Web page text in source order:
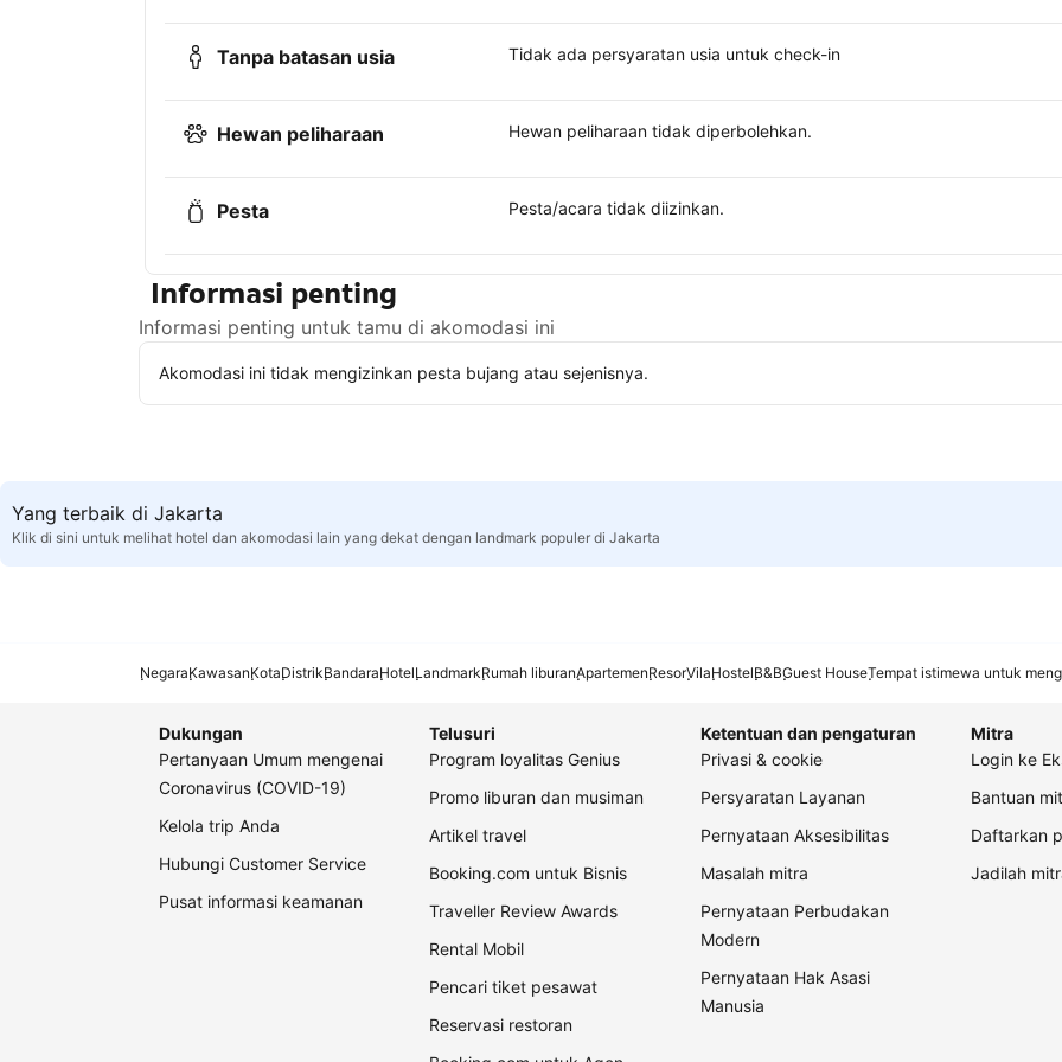
Tanpa batasan usia Tidak ada persyaratan usia untuk check-in
Hewan peliharaan Hewan peliharaan tidak diperbolehkan.
Pesta Pesta/acara tidak diizinkan.
Informasi penting
Informasi penting untuk tamu di akomodasi ini
Akomodasi ini tidak mengizinkan pesta bujang atau sejenisnya.
Yang terbaik di Jakarta
Klik di sini untuk melihat hotel dan akomodasi lain yang dekat dengan landmark populer di Jakarta
NegaraKawasanKotaDistrikBandaraHotelLandmarkRumah liburanApartemenResorVilaHostelB&BGuest HouseTempat istimewa untuk
Dukungan
Pertanyaan Umum mengenai
Coronavirus (COVID-19)
Kelola trip Anda
Hubungi Customer Service
Pusat informasi keamanan
Telusuri
Program loyalitas Genius
Promo liburan dan musiman
Artikel travel
Booking.com untuk Bisnis
Traveller Review Awards
Rental Mobil
Pencari tiket pesawat
Reservasi restoran
Ketentuan dan pengaturan
Privasi & cookie
Persyaratan Layanan
Pernyataan Aksesibilitas
Masalah mitra
Pernyataan Perbudakan
Modern
Pernyataan Hak Asasi
Manusia
Mitra
Login ke
Bantuan
Daftarkan
Jadilah